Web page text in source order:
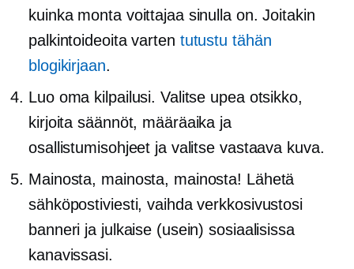
kuinka monta voittajaa sinulla on. Joitakin
palkintoideoita varten tutustu tähän
blogikirjaan.
Luo oma kilpailusi. Valitse upea otsikko,
kirjoita säännöt, määräaika ja
osallistumisohjeet ja valitse vastaava kuva.
Mainosta, mainosta, mainosta! Lähetä
sähköpostiviesti, vaihda verkkosivustosi
banneri ja julkaise (usein) sosiaalisissa
kanavissasi.